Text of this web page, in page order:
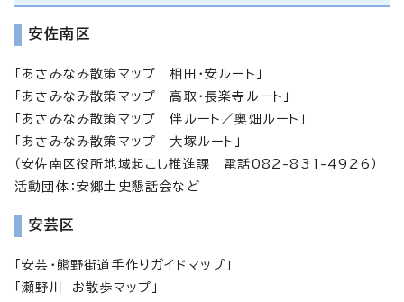
安佐南区
「あさみなみ散策マップ 相田・安ルート」
「あさみなみ散策マップ 高取・長楽寺ルート」
「あさみなみ散策マップ 伴ルート／奥畑ルート」
「あさみなみ散策マップ 大塚ルート」
（安佐南区役所地域起こし推進課 電話082-831-4926）
活動団体：安郷土史懇話会など
安芸区
「安芸・熊野街道手作りガイドマップ」
「瀬野川 お散歩マップ」